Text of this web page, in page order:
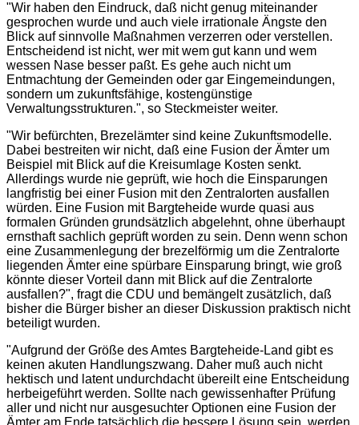
"Wir haben den Eindruck, daß nicht genug miteinander
gesprochen wurde und auch viele irrationale Ängste den
Blick auf sinnvolle Maßnahmen verzerren oder verstellen.
Entscheidend ist nicht, wer mit wem gut kann und wem
wessen Nase besser paßt. Es gehe auch nicht um
Entmachtung der Gemeinden oder gar Eingemeindungen,
sondern um zukunftsfähige, kostengünstige
Verwaltungsstrukturen.", so Steckmeister weiter.
"Wir befürchten, Brezelämter sind keine Zukunftsmodelle.
Dabei bestreiten wir nicht, daß eine Fusion der Ämter um
Beispiel mit Blick auf die Kreisumlage Kosten senkt.
Allerdings wurde nie geprüft, wie hoch die Einsparungen
langfristig bei einer Fusion mit den Zentralorten ausfallen
würden. Eine Fusion mit Bargteheide wurde quasi aus
formalen Gründen grundsätzlich abgelehnt, ohne überhaupt
ernsthaft sachlich geprüft worden zu sein. Denn wenn schon
eine Zusammenlegung der brezelförmig um die Zentralorte
liegenden Ämter eine spürbare Einsparung bringt, wie groß
könnte dieser Vorteil dann mit Blick auf die Zentralorte
ausfallen?", fragt die CDU und bemängelt zusätzlich, daß
bisher die Bürger bisher an dieser Diskussion praktisch nicht
beteiligt wurden.
"Aufgrund der Größe des Amtes Bargteheide-Land gibt es
keinen akuten Handlungszwang. Daher muß auch nicht
hektisch und latent undurchdacht übereilt eine Entscheidung
herbeigeführt werden. Sollte nach gewissenhafter Prüfung
aller und nicht nur ausgesuchter Optionen eine Fusion der